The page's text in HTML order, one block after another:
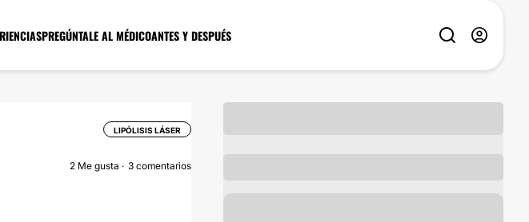
PREGÚNTALE AL MÉDICOANTES Y DESPUÉS
LIPÓLISIS LÁSER
2 Me gusta 3 comentarios